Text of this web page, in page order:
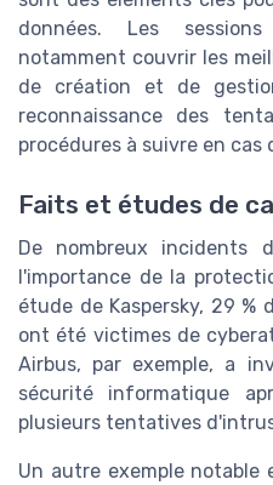
données. Les
notamment couvrir les
de création et de
reconnaissance des
procédures à suivre en
Faits et études de
De nombreux incidents
l'importance de la
étude de Kaspersky, 29 %
ont été victimes de
Airbus, par exemple, a
sécurité informatique
plusieurs tentatives
Un autre exemple notable